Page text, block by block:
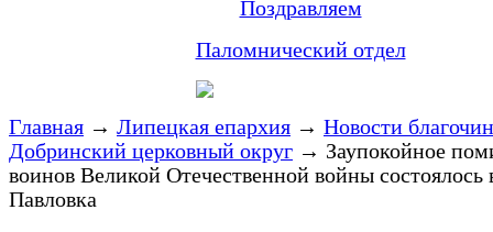
Поздравляем
Паломнический отдел
Главная → Липецкая епархия → Новости
Добринский церковный округ → Заупокойное
воинов Великой Отечественной войны состоялось
Павловка